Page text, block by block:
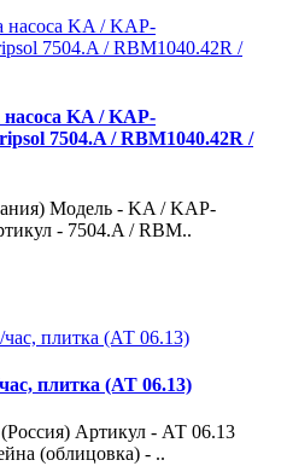
KA / KAP-
7504.A / RBM1040.42R /
Модель - KA / KAP-
- 7504.A / RBM..
плитка (АТ 06.13)
Артикул - АТ 06.13
(облицовка) - ..